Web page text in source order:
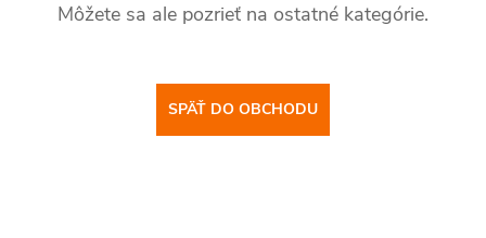
Môžete sa ale pozrieť na ostatné kategórie.
SPÄŤ DO OBCHODU